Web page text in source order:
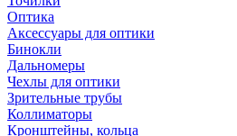
Оптика
Аксессуары для оптики
Бинокли
Дальномеры
Чехлы для оптики
Зрительные трубы
Коллиматоры
Кронштейны, кольца